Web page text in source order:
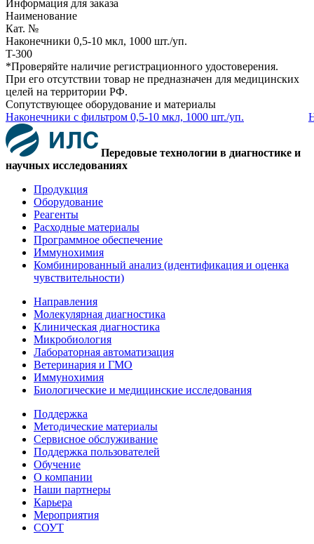
Информация для заказа
Наименование
Кат. №
Наконечники 0,5-10 мкл, 1000 шт./уп.
T-300
*Проверяйте наличие регистрационного удостоверения.
При его отсутствии товар не предназначен для медицинских
целей на территории РФ.
Сопутствующее оборудование и материалы
Наконечники с фильтром 0,5-10 мкл, 1000 шт./уп.
Передовые технологии в диагностике и
научных исследованиях
Продукция
Оборудование
Реагенты
Расходные материалы
Программное обеспечение
Иммунохимия
Комбинированный анализ (идентификация и оценка
чувствительности)
Направления
Молекулярная диагностика
Клиническая диагностика
Микробиология
Лабораторная автоматизация
Ветеринария и ГМО
Иммунохимия
Биологические и медицинские исследования
Поддержка
Методические материалы
Сервисное обслуживание
Поддержка пользователей
Обучение
О компании
Наши партнеры
Карьера
Мероприятия
СОУТ